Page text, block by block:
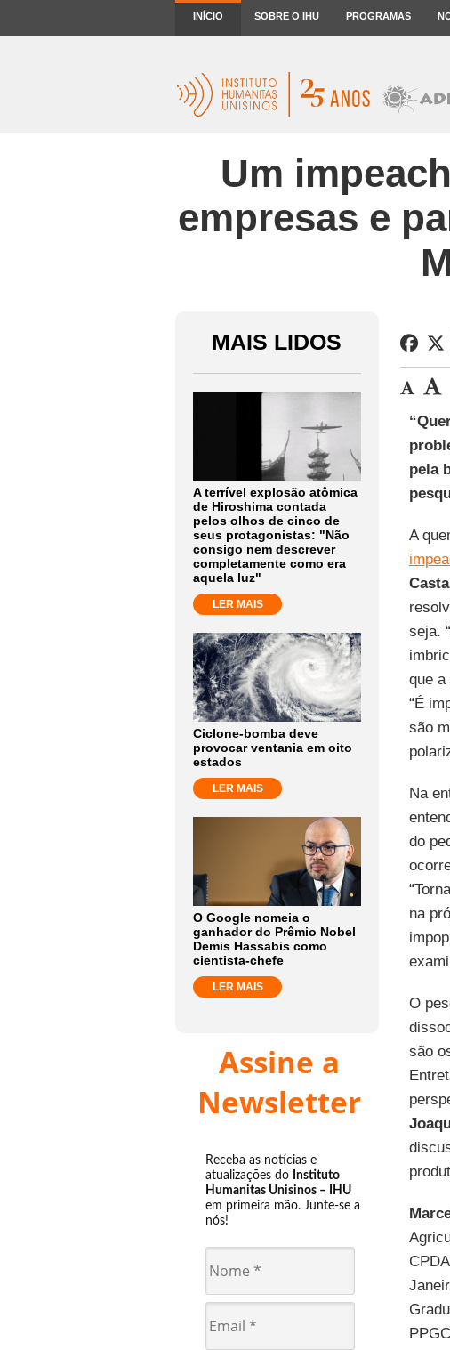
INÍCIO SOBRE O IHU PROGRAMAS
Um
empresas e
MAIS LIDOS
A terrível explosão atômica
de Hiroshima contada
pelos olhos de cinco de
seus protagonistas: "Não
consigo nem descrever
completamente como era
aquela luz"
LER MAIS
Ciclone-bomba deve
provocar ventania em oito
estados
LER MAIS
O Google nomeia o
ganhador do Prêmio Nobel
Demis Hassabis como
cientista-chefe
LER MAIS
Assine a
Newsletter
Receba as notícias e
atualizações do Instituto
Humanitas Unisinos – IHU
em primeira mão. Junte-se a
nós!
pela
A
seja.
que
“É
são
Na
do
na
O
são